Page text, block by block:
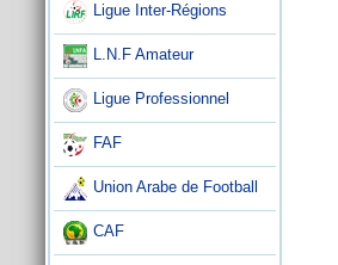
Ligue Inter-Régions
L.N.F Amateur
Ligue Professionnel
FAF
Union Arabe de Football
CAF